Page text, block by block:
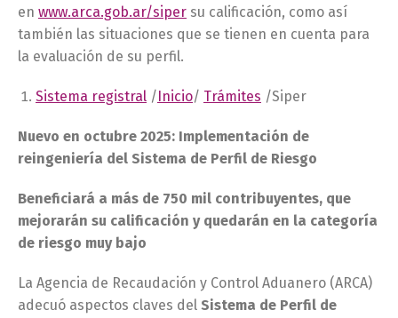
en www.arca.gob.ar/siper su calificación, como así
también las situaciones que se tienen en cuenta para
la evaluación de su perfil.
Sistema registral /Inicio/ Trámites /Siper
Nuevo en octubre 2025: Implementación de
reingeniería del Sistema de Perfil de Riesgo
Beneficiará a más de 750 mil contribuyentes, que
mejorarán su calificación y quedarán en la categoría
de riesgo muy bajo
La Agencia de Recaudación y Control Aduanero (ARCA)
adecuó aspectos claves del Sistema de Perfil de